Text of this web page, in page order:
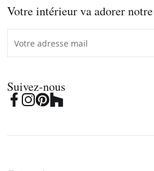
Votre intérieur va adorer
Suivez-nous